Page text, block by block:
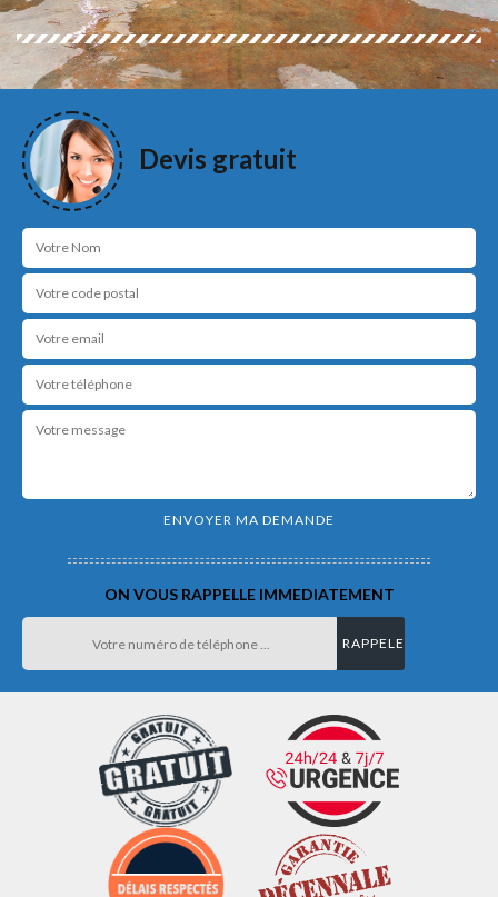
Devis gratuit
ON VOUS RAPPELLE IMMEDIATEMENT